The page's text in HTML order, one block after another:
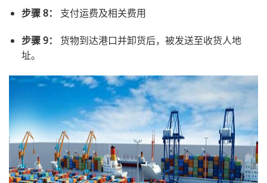
步骤 8： 支付运费及相关费用
步骤 9：
货物到达港口并卸货后，被发送至收货人地
址。